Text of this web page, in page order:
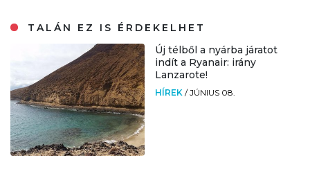
TALÁN EZ IS ÉRDEKELHET
Új télből a nyárba járatot
indít a Ryanair: irány
Lanzarote!
HÍREK /JÚNIUS 08.